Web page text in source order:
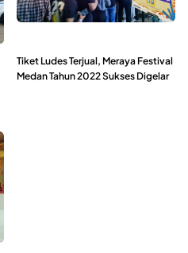
Tiket Ludes Terjual, Meraya Festival
Medan Tahun 2022 Sukses Digelar